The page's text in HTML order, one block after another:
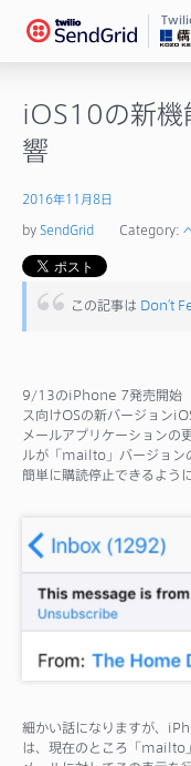
SendGridとは
料金
お役立ち情報
ドキュメント
iOS10の新機
響
2016年11月8日
by SendGrid Category:
この記事は Don’t
9/13のiPhone 7発売開始
ス向けOSの新バージョン
メールアプリケーションの
ルが「mailto」バージョン
簡単に購読停止できるよう
細かい話になりますが、
は、現在のところ「